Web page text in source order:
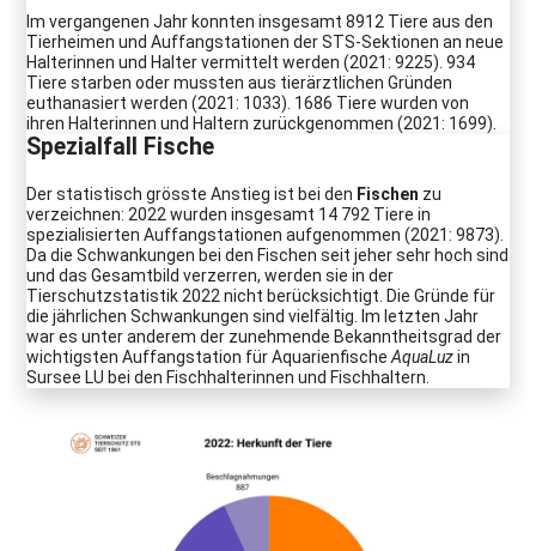
Im vergangenen Jahr konnten insgesamt 8912 Tiere aus den
Tierheimen und Auffangstationen der STS-Sektionen an neue
Halterinnen und Halter vermittelt werden (2021: 9225). 934
Tiere starben oder mussten aus tierärztlichen Gründen
euthanasiert werden (2021: 1033). 1686 Tiere wurden von
ihren Halterinnen und Haltern zurückgenommen (2021: 1699).
Spezialfall Fische
Der statistisch grösste Anstieg ist bei den Fischen zu
verzeichnen: 2022 wurden insgesamt 14 792 Tiere in
spezialisierten Auffangstationen aufgenommen (2021: 9873).
Da die Schwankungen bei den Fischen seit jeher sehr hoch sind
und das Gesamtbild verzerren, werden sie in der
Tierschutzstatistik 2022 nicht berücksichtigt. Die Gründe für
die jährlichen Schwankungen sind vielfältig. Im letzten Jahr
war es unter anderem der zunehmende Bekanntheitsgrad der
wichtigsten Auffangstation für Aquarienfische AquaLuzin
Sursee LU bei den Fischhalterinnen und Fischhaltern.